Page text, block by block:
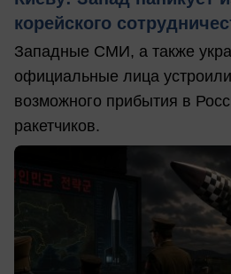
корейского
Западные СМИ, а также
официальные лица устроили
возможного прибытия в
ракетчиков.